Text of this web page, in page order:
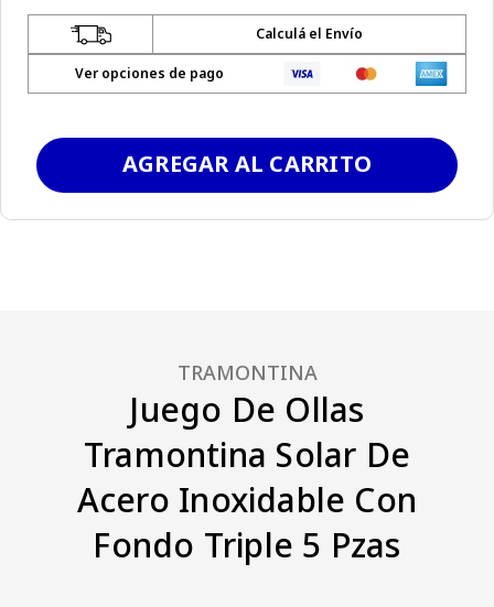
Calculá el Envío
Ver opciones de pago
AGREGAR AL CARRITO
TRAMONTINA
Juego De Ollas
Tramontina Solar De
Acero Inoxidable Con
Fondo Triple 5 Pzas